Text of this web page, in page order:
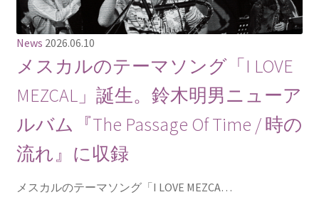
News 2026.06.10
メスカルのテーマソング「I LOVE
MEZCAL」誕生。鈴木明男ニューア
ルバム『The Passage Of Time / 時の
流れ』に収録
メスカルのテーマソング「I LOVE MEZCA…